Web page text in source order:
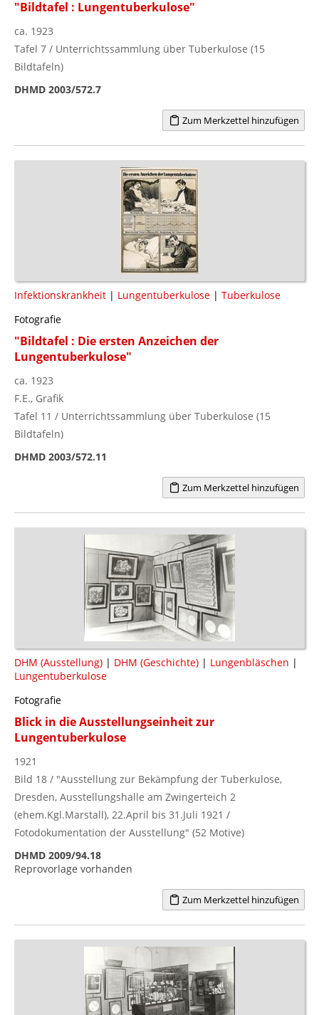
"Bildtafel : Lungentuberkulose"
ca. 1923
Tafel 7 / Unterrichtssammlung über Tuberkulose (15
Bildtafeln)
DHMD 2003/572.7
Zum Merkzettel hinzufügen
Infektionskrankheit | Lungentuberkulose | Tuberkulose
Fotografie
"Bildtafel : Die ersten Anzeichen der
Lungentuberkulose"
ca. 1923
F.E., Grafik
Tafel 11 / Unterrichtssammlung über Tuberkulose (15
Bildtafeln)
DHMD 2003/572.11
Zum Merkzettel hinzufügen
DHM (Ausstellung) | DHM (Geschichte) | Lungenbläschen |
Lungentuberkulose
Fotografie
Blick in die Ausstellungseinheit zur
Lungentuberkulose
1921
Bild 18 / "Ausstellung zur Bekämpfung der Tuberkulose,
Dresden, Ausstellungshalle am Zwingerteich 2
(ehem.Kgl.Marstall), 22.April bis 31.Juli 1921 /
Fotodokumentation der Ausstellung" (52 Motive)
DHMD 2009/94.18
Reprovorlage vorhanden
Zum Merkzettel hinzufügen